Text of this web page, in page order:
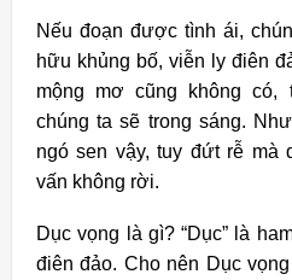
Nếu đoạn được tình ái,
hữu khủng bố, viễn ly điên
mộng mơ cũng không có,
chúng ta sẽ trong sáng.
ngó sen vậy, tuy đứt rễ mà
vấn không rời.
Dục vọng là gì? “Dục” là
điên đảo. Cho nên Dục